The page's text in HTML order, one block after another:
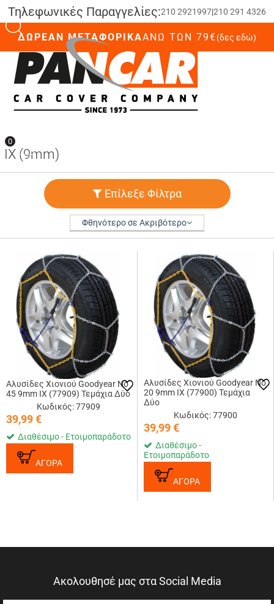
Τηλεφωνικές Παραγγελίες:210 2921997|210 291 4326
ΔΩΡΕΑΝ ΜΕΤΑΦΟΡΙΚΑΆΝΩ ΤΩΝ 79€(δες εδώ)
0
IX (9mm)
Επίλεξε Φίλτρα
Φθηνότερο σε Ακριβότερο
Αλυσίδες Χιονιού Goodyear No
45 9mm IX (77909) Τεμάχια Δύο
Κωδικός: 77909
39,99€
Διαθέσιμο - Ετοιμοπαράδοτο
ΑΓΟΡΑ
Αλυσίδες Χιονιού Goodyear No
20 9mm IX (77900) Τεμάχια
Δύο
Κωδικός: 77900
39,99€
Διαθέσιμο -
Ετοιμοπαράδοτο
ΑΓΟΡΑ
Ακολουθησέ μας στα Social Media